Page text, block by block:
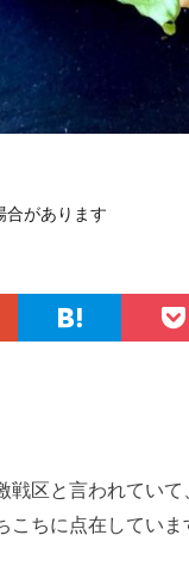
があります
戦区と言われてい
ちに点在していま